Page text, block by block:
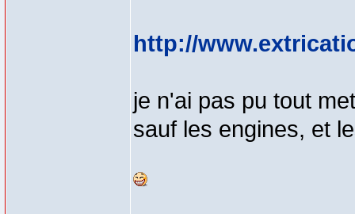
http://
je n'ai pas pu tout
sauf les engines, et